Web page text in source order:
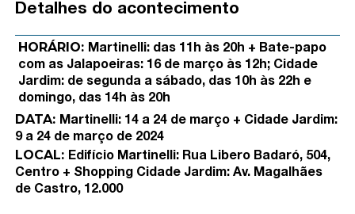
Detalhes do acontecimento
HORÁRIO: Martinelli: das 11h às 20h + Bate-papo
com as Jalapoeiras: 16 de março às 12h; Cidade
Jardim: de segunda a sábado, das 10h às 22h e
domingo, das 14h às 20h
DATA: Martinelli: 14 a 24 de março + Cidade Jardim:
9 a 24 de março de 2024
LOCAL: Edifício Martinelli: Rua Libero Badaró, 504,
Centro + Shopping Cidade Jardim: Av. Magalhães
de Castro, 12.000